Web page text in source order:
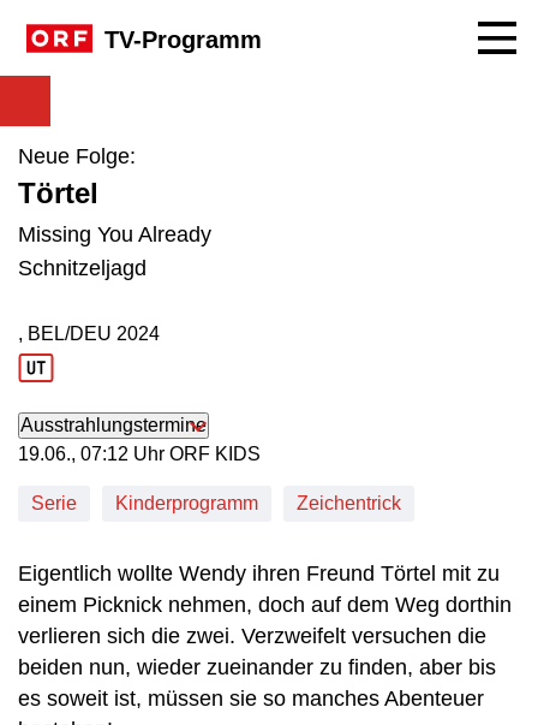
TV-Programm
Neue Folge:
Törtel
Missing You Already
Schnitzeljagd
Produktionsland: BEL/DEU
, BEL/DEU
Produktionsjahr: 2024
2024
Ausstrahlungstermine
19. Juni, 07:12 Uhr in ORF KIDS
19.06., 07:12 Uhr ORF KIDS
Serie Kinderprogramm Zeichentrick
Eigentlich wollte Wendy ihren Freund Törtel mit zu
einem Picknick nehmen, doch auf dem Weg dorthin
verlieren sich die zwei. Verzweifelt versuchen die
beiden nun, wieder zueinander zu finden, aber bis
es soweit ist, müssen sie so manches Abenteuer